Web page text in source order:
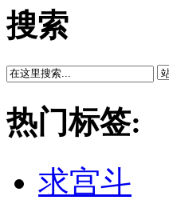
搜索
热门标签:
求宫斗